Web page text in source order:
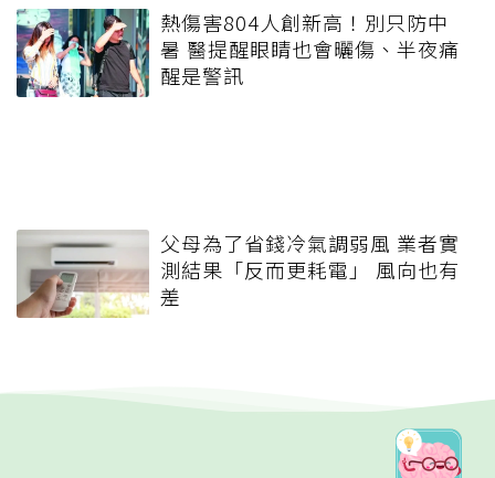
熱傷害804人創新高！別只防中
暑 醫提醒眼睛也會曬傷、半夜痛
醒是警訊
父母為了省錢冷氣調弱風 業者實
測結果「反而更耗電」 風向也有
差